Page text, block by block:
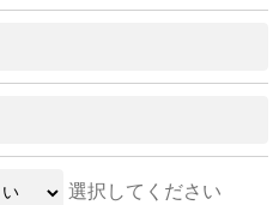
選択してください